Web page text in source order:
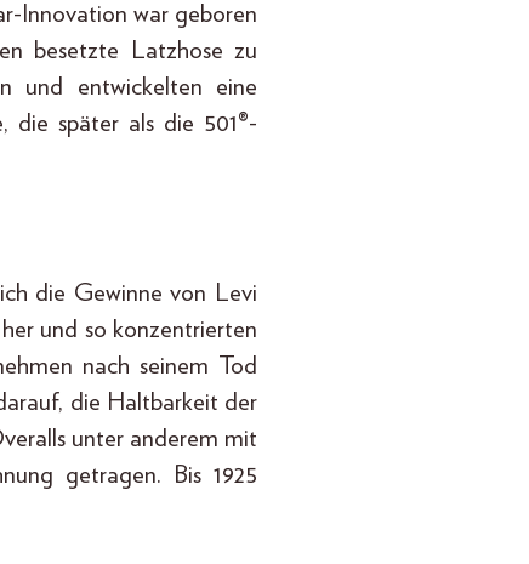
Innovation war geboren
besetzte Latzhose zu
und entwickelten eine
die später als die 501®-
die Gewinne von Levi
und so konzentrierten
nach seinem Tod
die Haltbarkeit der
unter anderem mit
getragen. Bis 1925